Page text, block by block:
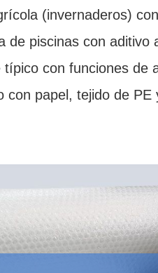
(invernaderos)
de piscinas con aditivo
típico con funciones de
con papel, tejido de